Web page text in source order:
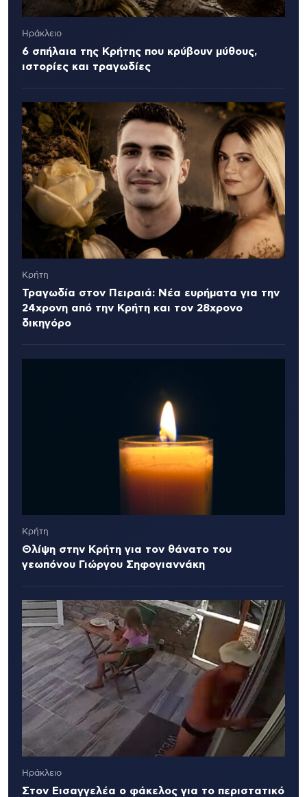
Ηράκλειο
6 σπήλαια της Κρήτης που κρύβουν μύθους,
ιστορίες και τραγωδίες
Κρήτη
Τραγωδία στον Πειραιά: Νέα ευρήματα για την
24χρονη από την Κρήτη και τον 28χρονο
δικηγόρο
Κρήτη
Θλίψη στην Κρήτη για τον θάνατο του
γεωπόνου Γιώργου Σηφογιαννάκη
Ηράκλειο
Στον Εισαγγελέα ο φάκελος για το περιστατικό